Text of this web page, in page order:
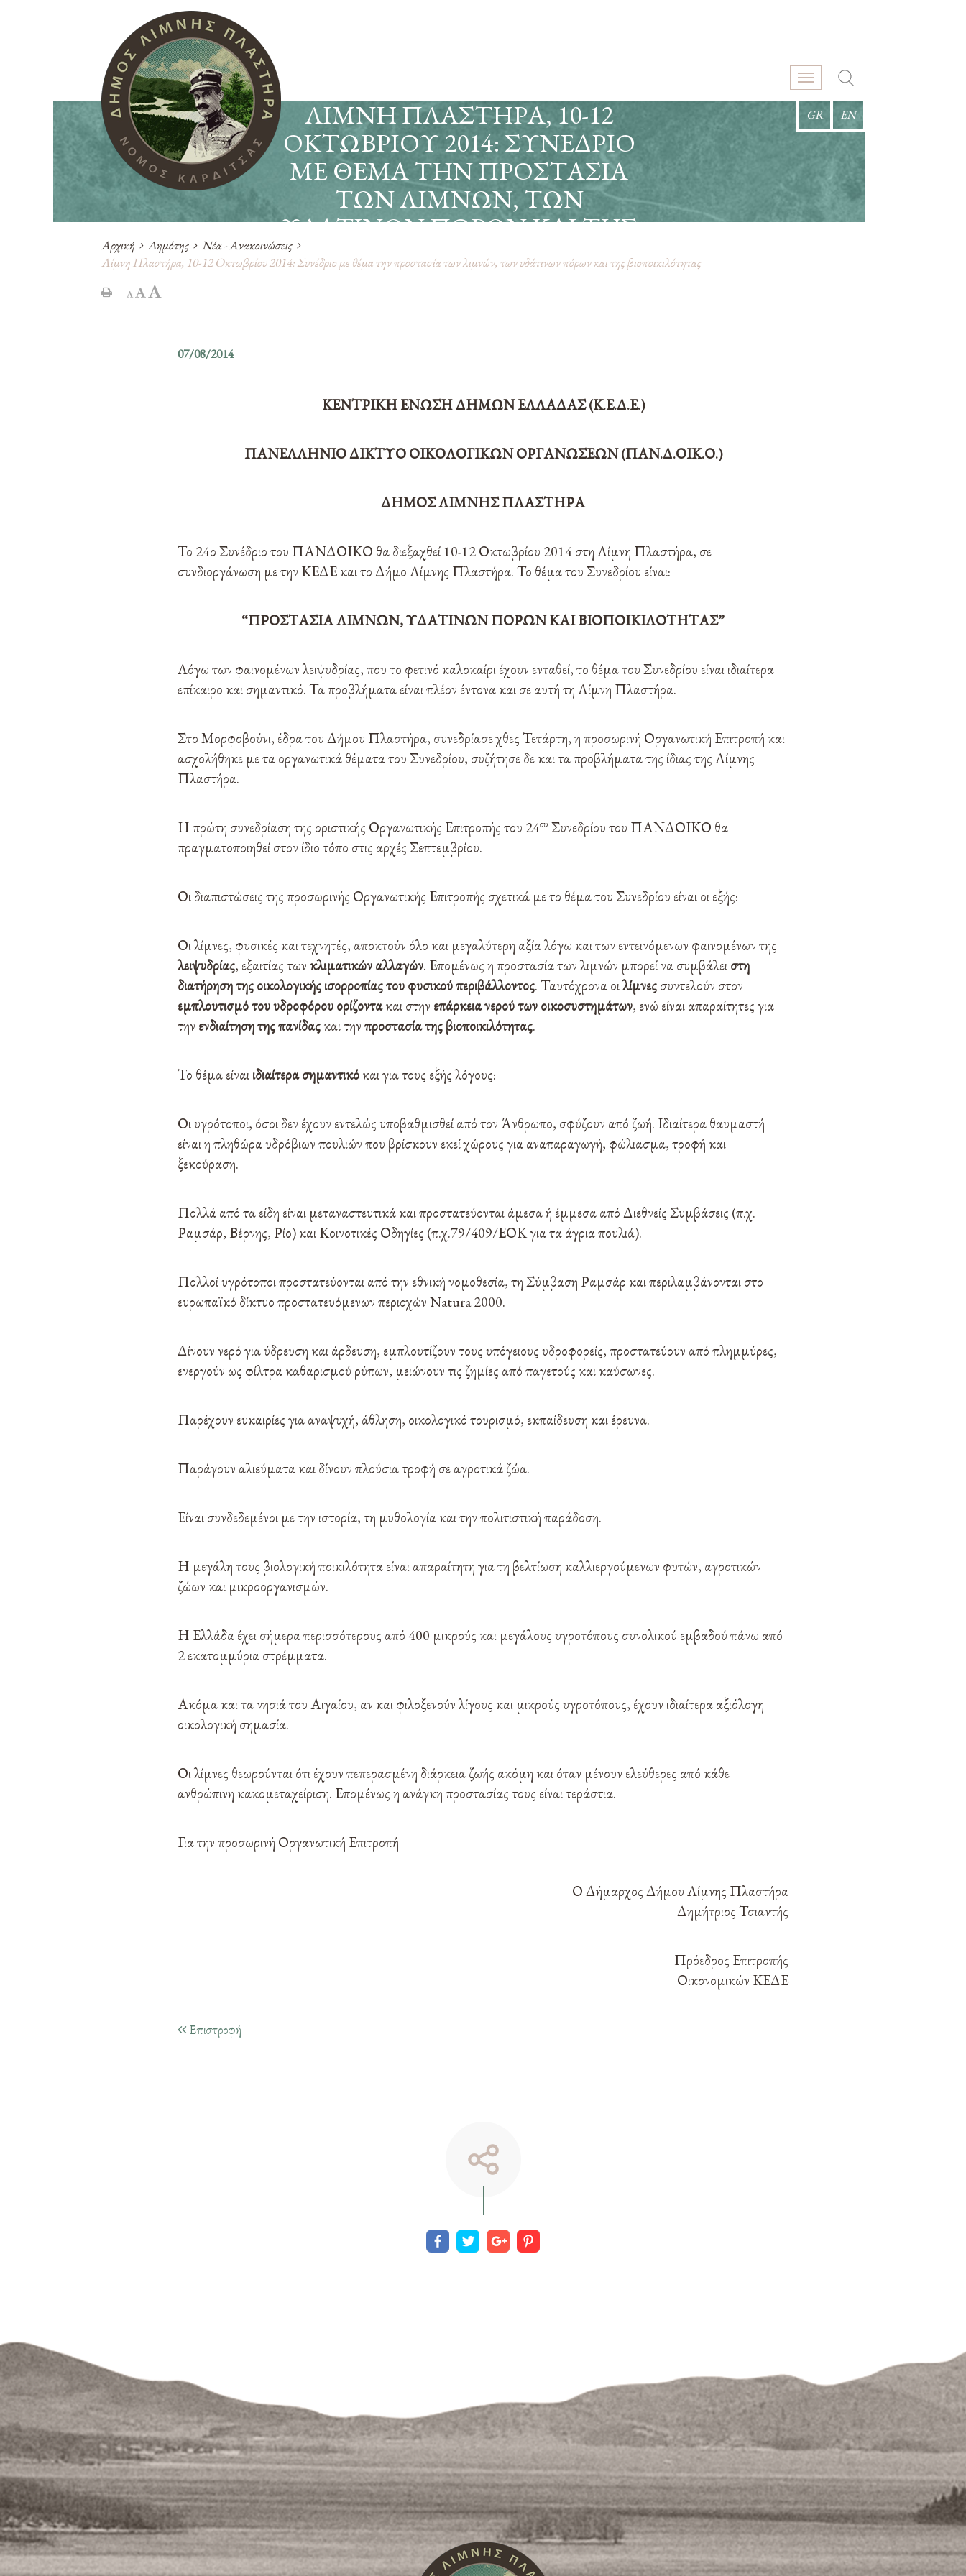
GR EN
ΛΊΜΝΗ ΠΛΑΣΤΉΡΑ, 10-12
ΟΚΤΩΒΡΊΟΥ 2014: ΣΥΝΈΔΡΙΟ
ΜΕ ΘΈΜΑ ΤΗΝ ΠΡΟΣΤΑΣΊΑ
ΤΩΝ ΛΙΜΝΏΝ, ΤΩΝ
ΥΔΆΤΙΝΩΝ ΠΌΡΩΝ ΚΑΙ ΤΗΣ
ΒΙΟΠΟΙΚΙΛΌΤΗΤΑΣ
Αρχική Δημότης
Νέα - Ανακοινώσεις
Λίμνη Πλαστήρα, 10-12 Οκτωβρίου 2014: Συνέδριο με θέμα την προστασία των λιμνών, των υδάτινων πόρων και της βιοποικιλότητας
07/08/2014
ΚΕΝΤΡΙΚΗ ΕΝΩΣΗ ΔΗΜΩΝ ΕΛΛΑΔΑΣ (Κ.Ε.Δ.Ε.)
ΠΑΝΕΛΛΗΝΙΟ ΔΙΚΤΥΟ ΟΙΚΟΛΟΓΙΚΩΝ ΟΡΓΑΝΩΣΕΩΝ (ΠΑΝ.Δ.ΟΙΚ.Ο.)
ΔΗΜΟΣ ΛΙΜΝΗΣ ΠΛΑΣΤΗΡΑ
Το 24ο Συνέδριο του ΠΑΝΔΟΙΚΟ θα διεξαχθεί 10-12 Οκτωβρίου 2014 στη Λίμνη Πλαστήρα, σε
συνδιοργάνωση με την ΚΕΔΕ και το Δήμο Λίμνης Πλαστήρα. Το θέμα του Συνεδρίου είναι:
“ΠΡΟΣΤΑΣΙΑ ΛΙΜΝΩΝ, ΥΔΑΤΙΝΩΝ ΠΟΡΩΝ ΚΑΙ ΒΙΟΠΟΙΚΙΛΟΤΗΤΑΣ”
Λόγω των φαινομένων λειψυδρίας, που το φετινό καλοκαίρι έχουν ενταθεί, το θέμα του Συνεδρίου είναι ιδιαίτερα
επίκαιρο και σημαντικό. Τα προβλήματα είναι πλέον έντονα και σε αυτή τη Λίμνη Πλαστήρα.
Στο Μορφοβούνι, έδρα του Δήμου Πλαστήρα, συνεδρίασε χθες Τετάρτη, η προσωρινή Οργανωτική Επιτροπή και
ασχολήθηκε με τα οργανωτικά θέματα του Συνεδρίου, συζήτησε δε και τα προβλήματα της ίδιας της Λίμνης
Πλαστήρα.
Η πρώτη συνεδρίαση της οριστικής Οργανωτικής Επιτροπής του 24ου Συνεδρίου του ΠΑΝΔΟΙΚΟ θα
πραγματοποιηθεί στον ίδιο τόπο στις αρχές Σεπτεμβρίου.
Οι διαπιστώσεις της προσωρινής Οργανωτικής Επιτροπής σχετικά με το θέμα του Συνεδρίου είναι οι εξής:
Οι λίμνες, φυσικές και τεχνητές, αποκτούν όλο και μεγαλύτερη αξία λόγω και των εντεινόμενων φαινομένων της
λειψυδρίας, εξαιτίας των κλιματικών αλλαγών. Επομένως η προστασία των λιμνών μπορεί να συμβάλειστη
διατήρηση της οικολογικής ισορροπίας του φυσικού περιβάλλοντος. Ταυτόχρονα οιλίμνεςσυντελούν στον
εμπλουτισμό του υδροφόρου ορίζοντακαι στην επάρκεια νερού των οικοσυστημάτων, ενώ είναι απαραίτητες για
την ενδιαίτηση της πανίδαςκαι τηνπροστασία της βιοποικιλότητας.
Το θέμα είναιιδιαίτερα σημαντικόκαι για τους εξής λόγους:
Οι υγρότοποι, όσοι δεν έχουν εντελώς υποβαθμισθεί από τον Άνθρωπο, σφύζουν από ζωή. Ιδιαίτερα θαυμαστή
είναι η πληθώρα υδρόβιων πουλιών που βρίσκουν εκεί χώρους για αναπαραγωγή, φώλιασμα, τροφή και
ξεκούραση.
Πολλά από τα είδη είναι μεταναστευτικά και προστατεύονται άμεσα ή έμμεσα από Διεθνείς Συμβάσεις (π.χ.
Ραμσάρ, Βέρνης, Ρίο) και Κοινοτικές Οδηγίες (π.χ.79/409/ΕΟΚ για τα άγρια πουλιά).
Πολλοί υγρότοποι προστατεύονται από την εθνική νομοθεσία, τη Σύμβαση Ραμσάρ και περιλαμβάνονται στο
ευρωπαϊκό δίκτυο προστατευόμενων περιοχών Natura 2000.
Δίνουν νερό για ύδρευση και άρδευση, εμπλουτίζουν τους υπόγειους υδροφορείς, προστατεύουν από πλημμύρες,
ενεργούν ως φίλτρα καθαρισμού ρύπων, μειώνουν τις ζημίες από παγετούς και καύσωνες.
Παρέχουν ευκαιρίες για αναψυχή, άθληση, οικολογικό τουρισμό, εκπαίδευση και έρευνα.
Παράγουν αλιεύματα και δίνουν πλούσια τροφή σε αγροτικά ζώα.
Είναι συνδεδεμένοι με την ιστορία, τη μυθολογία και την πολιτιστική παράδοση.
Η μεγάλη τους βιολογική ποικιλότητα είναι απαραίτητη για τη βελτίωση καλλιεργούμενων φυτών, αγροτικών
ζώων και μικροοργανισμών.
Η Ελλάδα έχει σήμερα περισσότερους από 400 μικρούς και μεγάλους υγροτόπους συνολικού εμβαδού πάνω από
2 εκατομμύρια στρέμματα.
Ακόμα και τα νησιά του Αιγαίου, αν και φιλοξενούν λίγους και μικρούς υγροτόπους, έχουν ιδιαίτερα αξιόλογη
οικολογική σημασία.
Οι λίμνες θεωρούνται ότι έχουν πεπερασμένη διάρκεια ζωής ακόμη και όταν μένουν ελεύθερες από κάθε
ανθρώπινη κακομεταχείριση. Επομένως η ανάγκη προστασίας τους είναι τεράστια.
Για την προσωρινή Οργανωτική Επιτροπή
Ο Δήμαρχος Δήμου Λίμνης Πλαστήρα
Δημήτριος Τσιαντής
Πρόεδρος Επιτροπής
Οικονομικών ΚΕΔΕ
Επιστροφή